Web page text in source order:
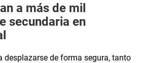
a más de mil
secundaria en
desplazarse de forma segura, tanto